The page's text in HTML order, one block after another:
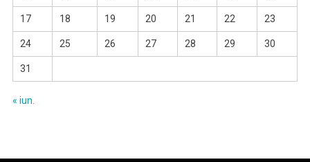
17 18 19 20 21 22 23
24 25 26 27 28 29 30
31
« iun.